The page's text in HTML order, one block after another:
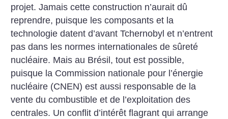
projet. Jamais cette construction n’aurait dû
reprendre, puisque les composants et la
technologie datent d’avant Tchernobyl et n’entrent
pas dans les normes internationales de sûreté
nucléaire. Mais au Brésil, tout est possible,
puisque la Commission nationale pour l’énergie
nucléaire (CNEN) est aussi responsable de la
vente du combustible et de l’exploitation des
centrales. Un conflit d’intérêt flagrant qui arrange